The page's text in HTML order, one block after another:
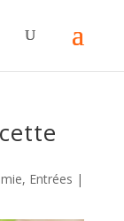
, Entrées |